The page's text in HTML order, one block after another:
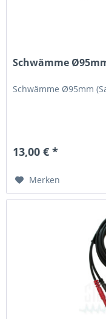
Schwämme
Schwämme Ø95mm
13,00 € *
Merken